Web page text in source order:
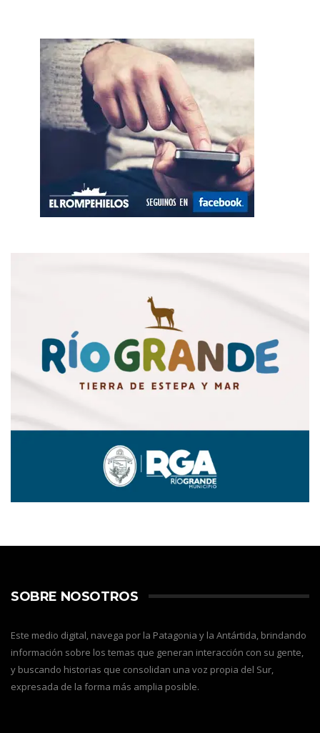
SOBRE NOSOTROS
Este medio digital, navega por la Patagonia y la Antártida, brindando
información sobre los temas que generan interacción con su gente,
y buscando historias que consolidan una voz propia del Sur,
expresada de la forma más amplia posible.